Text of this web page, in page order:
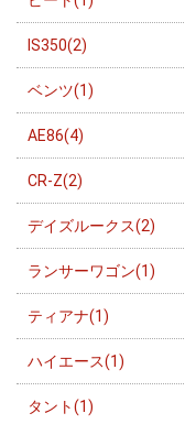
IS350(2)
ベンツ(1)
AE86(4)
CR-Z(2)
デイズルークス(2)
ランサーワゴン(1)
ティアナ(1)
ハイエース(1)
タント(1)